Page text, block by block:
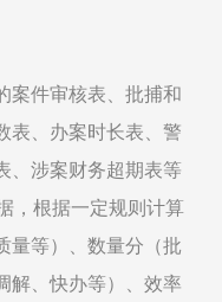
案件审核表、批捕和
表、办案时长表、警
、涉案财务超期表等
，根据一定规则计算
量等）、数量分（批
解、快办等）、效率